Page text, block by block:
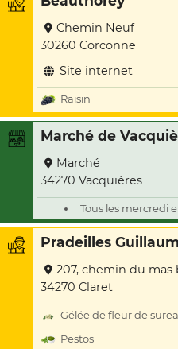
Chemin Neuf
30260 Corconne
Site internet
Raisin
Marché de
Marché
34270 Vacquières
Tous les mercredi
Pradeilles
207, chemin du mas
34270 Claret
Gélée de fleur de
Pestos